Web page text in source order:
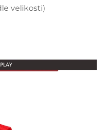
velikosti)